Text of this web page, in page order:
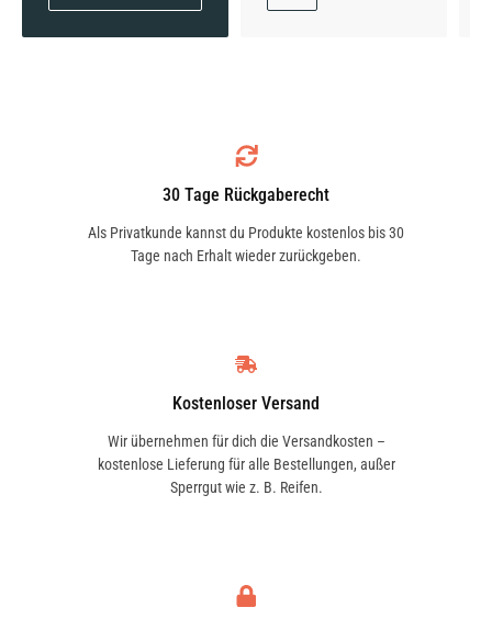
1.5 dCi 90 (FW18) | 67 KW / 91 PS | ab 08/2017
1.5 dCi 95 (FW16) | 70 KW / 95 PS | ab 10/2019
30 Tage Rückgaberecht
Als Privatkunde kannst du Produkte kostenlos bis 30
Tage nach Erhalt wieder zurückgeben.
Kostenloser Versand
Wir übernehmen für dich die Versandkosten –
kostenlose Lieferung für alle Bestellungen, außer
Sperrgut wie z. B. Reifen.